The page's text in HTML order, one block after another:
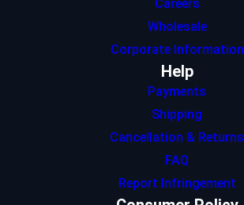
Careers
Wholesale
Corporate Information
Help
Payments
Shipping
Cancellation & Returns
FAQ
Report Infringement